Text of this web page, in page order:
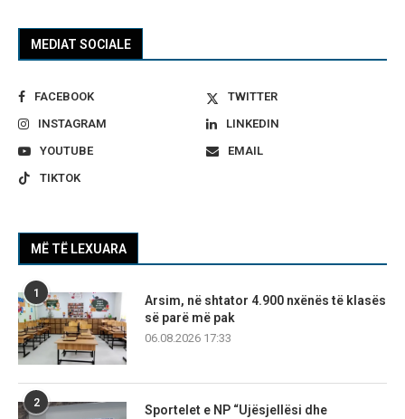
MEDIAT SOCIALE
FACEBOOK
TWITTER
INSTAGRAM
LINKEDIN
YOUTUBE
EMAIL
TIKTOK
MË TË LEXUARA
1
Arsim, në shtator 4.900 nxënës të klasës
së parë më pak
06.08.2026 17:33
2
Sportelet e NP “Ujësjellësi dhe